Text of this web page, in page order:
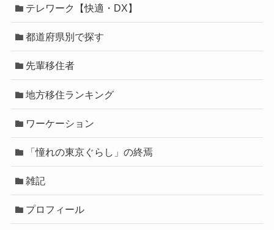
テレワーク【快適・DX】
都道府県別で探す
先輩移住者
地方移住ランキング
ワーケーション
「憧れの東京ぐらし」の終焉
雑記
プロフィール